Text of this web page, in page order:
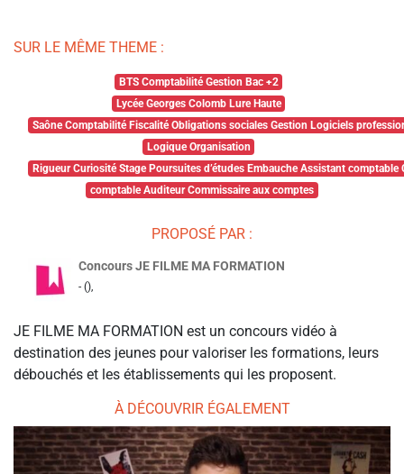
SUR LE MÊME THEME :
BTS Comptabilité Gestion Bac +2
Lycée Georges Colomb Lure Haute
Saône Comptabilité Fiscalité Obligations sociales Gestion Logiciels
Logique Organisation
Rigueur Curiosité Stage Poursuites d’études Embauche Assistant comptable
comptable Auditeur Commissaire aux comptes
PROPOSÉ PAR :
Concours JE FILME MA FORMATION
- (),
JE FILME MA FORMATION est un concours vidéo à
destination des jeunes pour valoriser les formations, leurs
débouchés et les établissements qui les proposent.
À DÉCOUVRIR ÉGALEMENT